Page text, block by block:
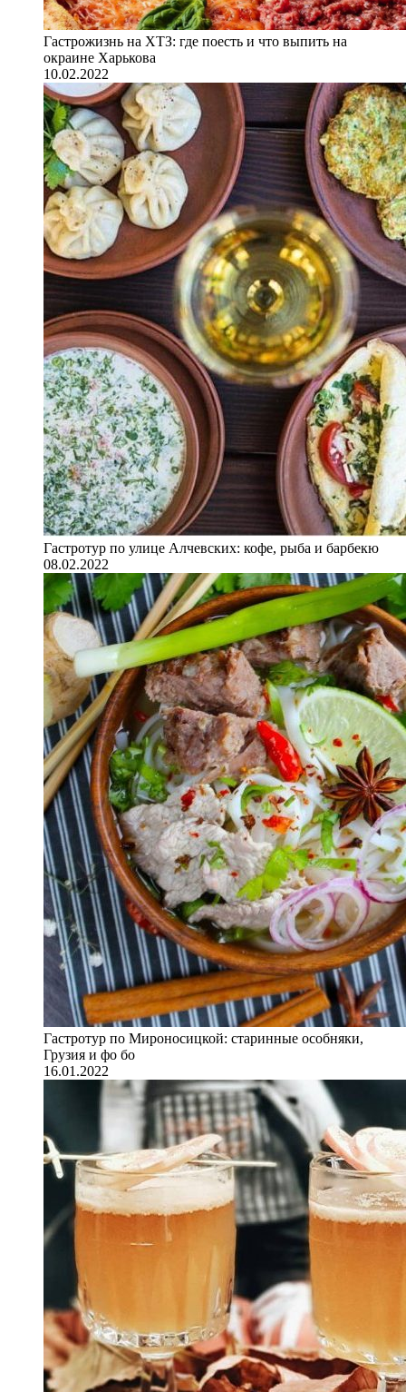
Гастрожизнь на ХТЗ: где поесть и что выпить на
окраине Харькова
10.02.2022
Гастротур по улице Алчевских: кофе, рыба и барбекю
08.02.2022
Гастротур по Мироносицкой: старинные особняки,
Грузия и фо бо
16.01.2022